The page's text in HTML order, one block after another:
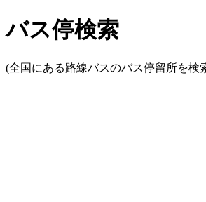
バス停検索
(全国にある路線バスのバス停留所を検